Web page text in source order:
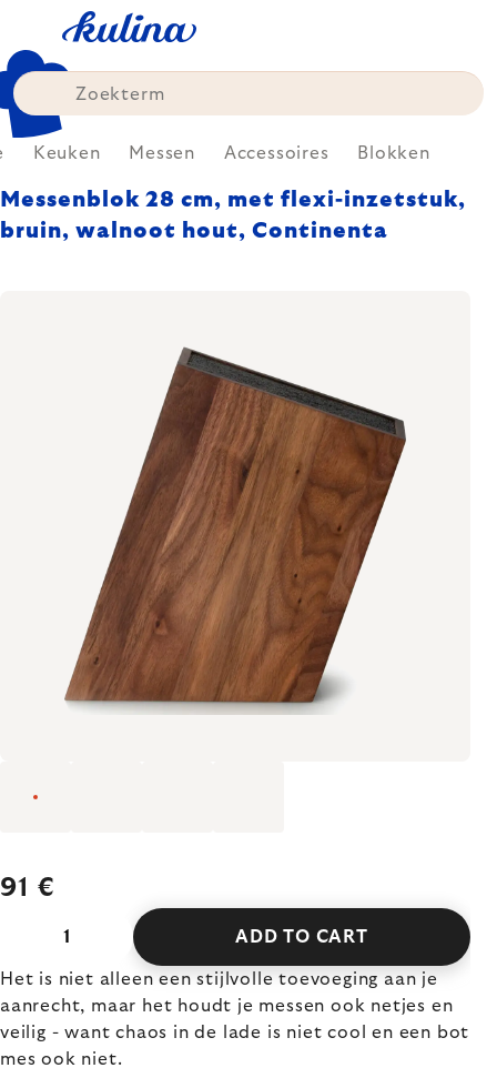
content
Keuken Messen Accessoires Blokken
Messenblok 28 cm, met flexi-inzetstuk,
bruin, walnoot hout, Continenta
91 €
ADD TO CART
Het is niet alleen een stijlvolle toevoeging aan je
aanrecht, maar het houdt je messen ook netjes en
veilig - want chaos in de lade is niet cool en een bot
mes ook niet.